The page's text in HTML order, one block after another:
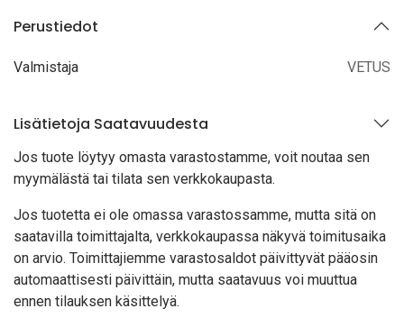
Perustiedot
Valmistaja VETUS
Lisätietoja Saatavuudesta
Jos tuote löytyy omasta varastostamme, voit noutaa sen
myymälästä tai tilata sen verkkokaupasta.
Jos tuotetta ei ole omassa varastossamme, mutta sitä on
saatavilla toimittajalta, verkkokaupassa näkyvä toimitusaika
on arvio. Toimittajiemme varastosaldot päivittyvät pääosin
automaattisesti päivittäin, mutta saatavuus voi muuttua
ennen tilauksen käsittelyä.